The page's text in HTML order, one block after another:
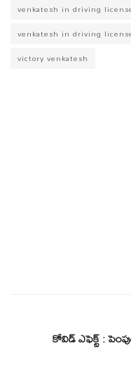
venkatesh in driving
venkatesh in driving
victory venkatesh
కోవిడ్ ఎఫెక్ట్ :